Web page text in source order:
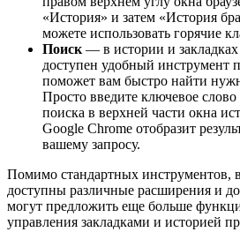
«История» и затем «История
можете использовать горячие
Поиск — в истории и
доступен удобный инструмент
поможет вам быстро найти
Просто введите ключевое
поиска в верхней части окна
Google Chrome отобразит
вашему запросу.
Помимо стандартных инструментов,
доступны различные расширения и
могут предложить еще больше
управления закладками и историей